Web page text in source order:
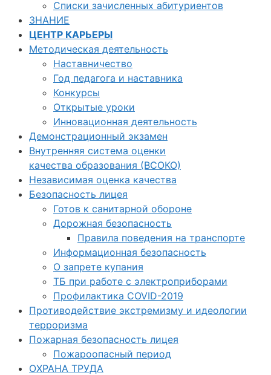
Списки зачисленных абитуриентов
ЗНАНИЕ
ЦЕНТР КАРЬЕРЫ
Методическая деятельность
Наставничество
Год педагога и наставника
Конкурсы
Открытые уроки
Инновационная деятельность
Демонстрационный экзамен
Внутренняя система оценки
качества образования (ВСОКО)
Независимая оценка качества
Безопасность лицея
Готов к санитарной обороне
Дорожная безопасность
Правила поведения на транспорте
Информационная безопасность
О запрете купания
ТБ при работе с электроприборами
Профилактика COVID-2019
Противодействие экстремизму и идеологии
терроризма
Пожарная безопасность лицея
Пожароопасный период
ОХРАНА ТРУДА